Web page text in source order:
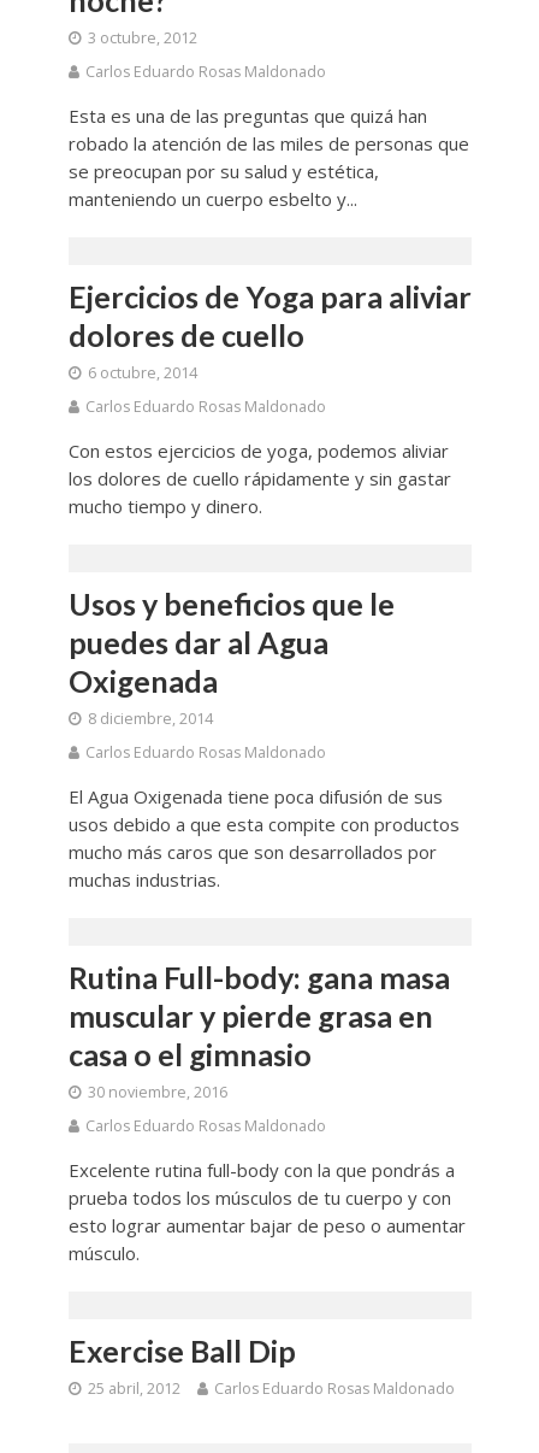
3 octubre, 2012
Carlos Eduardo Rosas Maldonado
Esta es una de las preguntas que quizá han
robado la atención de las miles de personas que
se preocupan por su salud y estética,
manteniendo un cuerpo esbelto y...
Ejercicios de Yoga para aliviar
dolores de cuello
6 octubre, 2014
Carlos Eduardo Rosas Maldonado
Con estos ejercicios de yoga, podemos aliviar
los dolores de cuello rápidamente y sin gastar
mucho tiempo y dinero.
Usos y beneficios que le
puedes dar al Agua
Oxigenada
8 diciembre, 2014
Carlos Eduardo Rosas Maldonado
El Agua Oxigenada tiene poca difusión de sus
usos debido a que esta compite con productos
mucho más caros que son desarrollados por
muchas industrias.
Rutina Full-body: gana masa
muscular y pierde grasa en
casa o el gimnasio
30 noviembre, 2016
Carlos Eduardo Rosas Maldonado
Excelente rutina full-body con la que pondrás a
prueba todos los músculos de tu cuerpo y con
esto lograr aumentar bajar de peso o aumentar
músculo.
Exercise Ball Dip
25 abril, 2012 Carlos Eduardo Rosas Maldonado